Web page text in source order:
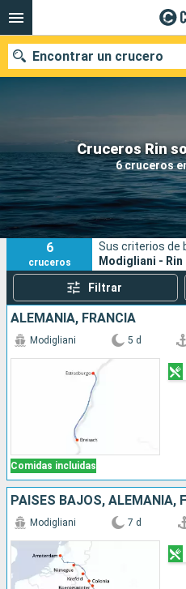
Cruceros Rin
6 cruceros
Encontrar un crucero
Nuestros destinos
Fecha de salida
Puertos
6
cruceros
Sus criterios de
Modigliani - Rin
Filtrar
ALEMANIA, FRANCIA
Comidas incluidas
Modigliani 5 d
PAISES BAJOS, ALEMANIA,
Modigliani 7 d